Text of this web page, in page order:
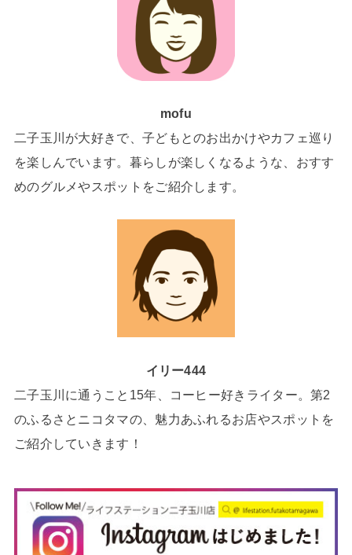
mofu
二子玉川が大好きで、子どもとのお出かけやカフェ巡り
を楽しんでいます。暮らしが楽しくなるような、おすす
めのグルメやスポットをご紹介します。
イリー444
二子玉川に通うこと15年、コーヒー好きライター。第2
のふるさとニコタマの、魅力あふれるお店やスポットを
ご紹介していきます！